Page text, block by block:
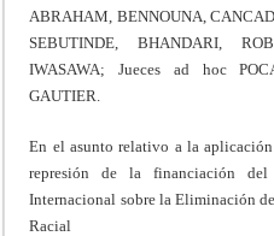
ABRAHAM, BENNOUNA,
SEBUTINDE, BHANDARI,
IWASAWA; Jueces ad hoc
GAUTIER.
En el asunto relativo a la
represión de la financiación
Internacional sobre la Eliminación
Racial